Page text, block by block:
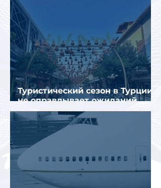
Туристический сезон в Турции
не оправдывает ожиданий
отрасли